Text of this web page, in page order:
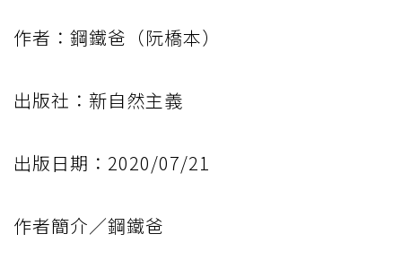
作者：鋼鐵爸（阮橋本）
出版社：新自然主義
出版日期：2020/07/21
作者簡介／鋼鐵爸